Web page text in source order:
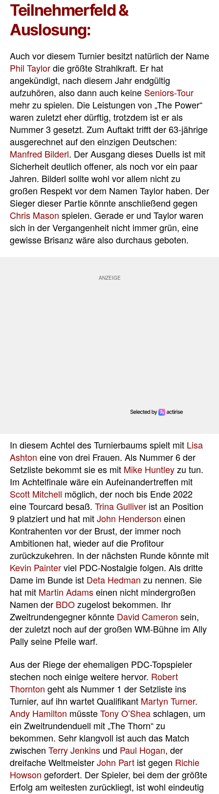
Teilnehmerfeld &
Auslosung:
Auch vor diesem Turnier besitzt natürlich der Name
Phil Taylordie größte Strahlkraft. Er hat
angekündigt, nach diesem Jahr endgültig
aufzuhören, also dann auch keine Seniors-Tour
mehr zu spielen. Die Leistungen von „The Power“
waren zuletzt eher dürftig, trotzdem ist er als
Nummer 3 gesetzt. Zum Auftakt trifft der 63-jährige
ausgerechnet auf den einzigen Deutschen:
Manfred Bilderl. Der Ausgang dieses Duells ist mit
Sicherheit deutlich offener, als noch vor ein paar
Jahren. Bilderl sollte wohl vor allem nicht zu
großen Respekt vor dem Namen Taylor haben. Der
Sieger dieser Partie könnte anschließend gegen
Chris Mason spielen. Gerade er und Taylor waren
sich in der Vergangenheit nicht immer grün, eine
gewisse Brisanz wäre also durchaus geboten.
In diesem Achtel des Turnierbaums spielt mit Lisa
Ashton eine von drei Frauen. Als Nummer 6 der
Setzliste bekommt sie es mit Mike Huntleyzu tun.
Im Achtelfinale wäre ein Aufeinandertreffen mit
Scott Mitchell möglich, der noch bis Ende 2022
eine Tourcard besaß. Trina Gulliver ist an Position
9 platziert und hat mitJohn Henderson einen
Kontrahenten vor der Brust, der immer noch
Ambitionen hat, wieder auf die Profitour
zurückzukehren. In der nächsten Runde könnte mit
Kevin Painterviel PDC-Nostalgie folgen. Als dritte
Dame im Bunde ist Deta Hedman zu nennen. Sie
hat mit Martin Adamseinen nicht mindergroßen
Namen der BDOzugelost bekommen. Ihr
Zweitrundengegner könnte David Cameron sein,
der zuletzt noch auf der großen WM-Bühne im Ally
Pally seine Pfeile warf.
Aus der Riege der ehemaligen PDC-Topspieler
stechen noch einige weitere hervor. Robert
Thornton geht als Nummer 1 der Setzliste ins
Turnier, auf ihn wartet Qualifikant Martyn Turner.
Andy Hamilton müssteTony O’Sheaschlagen, um
ein Zweitrundenduell mit „The Thorn“ zu
bekommen. Sehr klangvoll ist auch das Match
zwischen Terry Jenkins und Paul Hogan, der
dreifache WeltmeisterJohn Part ist gegen Richie
Howson gefordert. Der Spieler, bei dem der größte
Erfolg am weitesten zurückliegt, ist wohl eindeutig